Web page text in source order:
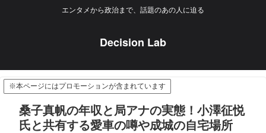
エンタメから政治まで、話題のあの人に迫る
Decision Lab
※本ページにはプロモーションが含まれています
桑子真帆の年収と局アナの実態！小澤征悦
氏と共有する愛車の噂や成城の自宅場所